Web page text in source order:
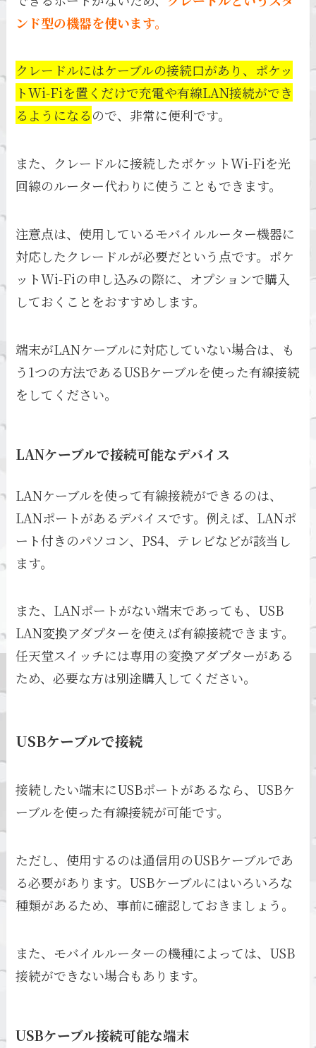
ンド型の機器を使います。
クレードルにはケーブルの接続口があり、ポケッ
トWi-Fiを置くだけで充電や有線LAN接続ができ
るようになるので、非常に便利です。
また、クレードルに接続したポケットWi-Fiを光
回線のルーター代わりに使うこともできます。
注意点は、使用しているモバイルルーター機器に
対応したクレードルが必要だという点です。ポケ
ットWi-Fiの申し込みの際に、オプションで購入
しておくことをおすすめします。
端末がLANケーブルに対応していない場合は、も
う1つの方法であるUSBケーブルを使った有線接続
をしてください。
LANケーブルで接続可能なデバイス
LANケーブルを使って有線接続ができるのは、
LANポートがあるデバイスです。例えば、LANポ
ート付きのパソコン、PS4、テレビなどが該当し
ます。
また、LANポートがない端末であっても、USB
LAN変換アダプターを使えば有線接続できます。
任天堂スイッチには専用の変換アダプターがある
ため、必要な方は別途購入してください。
USBケーブルで接続
接続したい端末にUSBポートがあるなら、USBケ
ーブルを使った有線接続が可能です。
ただし、使用するのは通信用のUSBケーブルであ
る必要があります。USBケーブルにはいろいろな
種類があるため、事前に確認しておきましょう。
また、モバイルルーターの機種によっては、USB
接続ができない場合もあります。
USBケーブル接続可能な端末